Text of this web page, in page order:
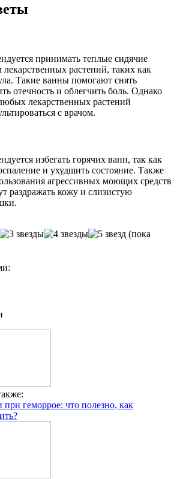
принимать теплые сидячие
растений, таких как
Такие ванны помогают снять
отечность и облегчить боль. Однако
лекарственных растений
с врачом.
избегать горячих ванн, так как
и ухудшить состояние. Также
агрессивных моющих средств
раздражать кожу и слизистую
(пока
геморрое: что полезно, как